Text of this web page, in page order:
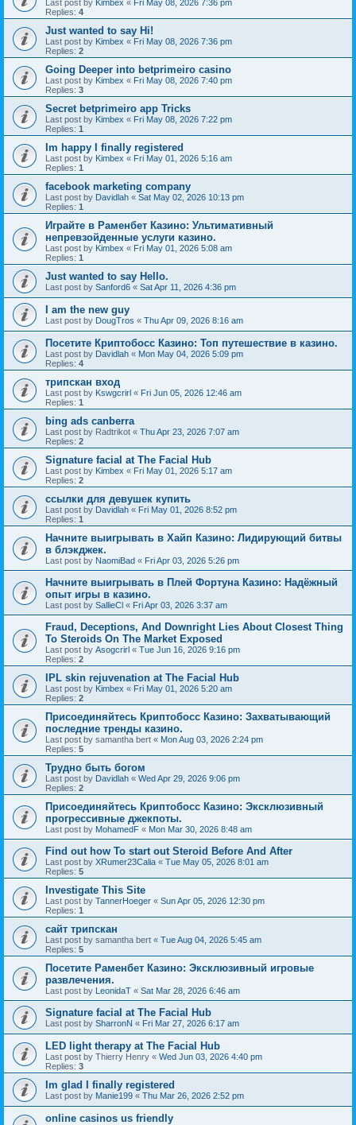
Last post by Kimbex « Fri May 08, 2026 7:36 pm
Replies: 4
Just wanted to say Hi!
Last post by Kimbex « Fri May 08, 2026 7:36 pm
Replies: 2
Going Deeper into betprimeiro casino
Last post by Kimbex « Fri May 08, 2026 7:40 pm
Replies: 3
Secret betprimeiro app Tricks
Last post by Kimbex « Fri May 08, 2026 7:22 pm
Replies: 1
Im happy I finally registered
Last post by Kimbex « Fri May 01, 2026 5:16 am
Replies: 1
facebook marketing company
Last post by Davidlah « Sat May 02, 2026 10:13 pm
Replies: 1
Играйте в Раменбет Казино: Ультимативный
непревзойденные услуги казино.
Last post by Kimbex « Fri May 01, 2026 5:08 am
Replies: 1
Just wanted to say Hello.
Last post by Sanford6 « Sat Apr 11, 2026 4:36 pm
I am the new guy
Last post by DougTros « Thu Apr 09, 2026 8:16 am
Посетите Криптобосс Казино: Топ путешествие в казино.
Last post by Davidlah « Mon May 04, 2026 5:09 pm
Replies: 4
трипскан вход
Last post by Kswgcrirl « Fri Jun 05, 2026 12:46 am
Replies: 1
bing ads canberra
Last post by Radtrikot « Thu Apr 23, 2026 7:07 am
Replies: 2
Signature facial at The Facial Hub
Last post by Kimbex « Fri May 01, 2026 5:17 am
Replies: 2
ссылки для девушек купить
Last post by Davidlah « Fri May 01, 2026 8:52 pm
Replies: 1
Начните выигрывать в Хайп Казино: Лидирующий битвы
в блэкджек.
Last post by NaomiBad « Fri Apr 03, 2026 5:26 pm
Начните выигрывать в Плей Фортуна Казино: Надёжный
опыт игры в казино.
Last post by SallieCl « Fri Apr 03, 2026 3:37 am
Fraud, Deceptions, And Downright Lies About Closest Thing
To Steroids On The Market Exposed
Last post by Asogcrirl « Tue Jun 16, 2026 9:16 pm
Replies: 2
IPL skin rejuvenation at The Facial Hub
Last post by Kimbex « Fri May 01, 2026 5:20 am
Replies: 2
Присоединяйтесь Криптобосс Казино: Захватывающий
последние тренды казино.
Last post by samantha bert « Mon Aug 03, 2026 2:24 pm
Replies: 5
Трудно быть богом
Last post by Davidlah « Wed Apr 29, 2026 9:06 pm
Replies: 2
Присоединяйтесь Криптобосс Казино: Эксклюзивный
прогрессивные джекпоты.
Last post by MohamedF « Mon Mar 30, 2026 8:48 am
Find out how To start out Steroid Before And After
Last post by XRumer23Calia « Tue May 05, 2026 8:01 am
Replies: 5
Investigate This Site
Last post by TannerHoeger « Sun Apr 05, 2026 12:30 pm
Replies: 1
сайт трипскан
Last post by samantha bert « Tue Aug 04, 2026 5:45 am
Replies: 5
Посетите Раменбет Казино: Эксклюзивный игровые
развлечения.
Last post by LeonidaT « Sat Mar 28, 2026 6:46 am
Signature facial at The Facial Hub
Last post by SharronN « Fri Mar 27, 2026 6:17 am
LED light therapy at The Facial Hub
Last post by Thierry Henry « Wed Jun 03, 2026 4:40 pm
Replies: 3
Im glad I finally registered
Last post by Manie199 « Thu Mar 26, 2026 2:52 pm
online casinos us friendly